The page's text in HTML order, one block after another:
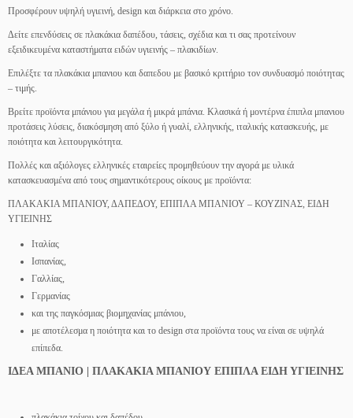
Προσφέρουν υψηλή υγιεινή, design και διάρκεια στο χρόνο.
Δείτε επενδύσεις σε πλακάκια δαπέδου, τάσεις, σχέδια και τι σας προτείνουν
εξειδικευμένα καταστήματα ειδών υγιεινής – πλακιδίων.
Επιλέξτε τα πλακάκια μπανιου και δαπεδου με βασικό κριτήριο τον συνδυασμό ποιότητας
– τιμής.
Βρείτε προϊόντα μπάνιου για μεγάλα ή μικρά μπάνια. Κλασικά ή μοντέρνα έπιπλα μπανιου
προτάσεις λύσεις, διακόσμηση από ξύλο ή γυαλί, ελληνικής, ιταλικής κατασκευής, με
ποιότητα και λειτουργικότητα.
Πολλές και αξιόλογες ελληνικές εταιρείες προμηθεύουν την αγορά με υλικά
κατασκευασμένα από τους σημαντικότερους οίκους με προϊόντα:
ΠΛΑΚΑΚΙΑ ΜΠΑΝΙΟΥ, ΔΑΠΕΔΟΥ, ΕΠΙΠΛΑ ΜΠΑΝΙΟΥ – ΚΟΥΖΙΝΑΣ, ΕΙΔΗ
ΥΓΙΕΙΝΗΣ
Ιταλίας
Ισπανίας,
Γαλλίας,
Γερμανίας
και της παγκόσμιας βιομηχανίας μπάνιου,
με αποτέλεσμα η ποιότητα και το design στα προϊόντα τους να είναι σε υψηλά
επίπεδα.
ΙΔΕΑ ΜΠΑΝΙΟ | ΠΛΑΚΑΚΙΑ ΜΠΑΝΙΟΥ ΕΠΙΠΛΑ ΕΙΔΗ ΥΓΙΕΙΝΗΣ